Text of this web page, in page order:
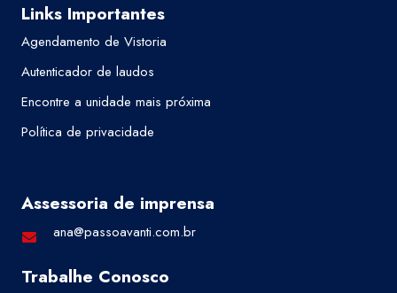
Links Importantes
Agendamento de Vistoria
Autenticador de laudos
Encontre a unidade mais próxima
Política de privacidade
Assessoria de imprensa
ana@passoavanti.com.br
Trabalhe Conosco